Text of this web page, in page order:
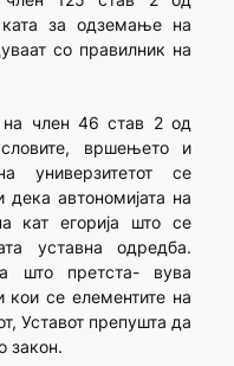
ката за одземање на
со правилник на
на член 46 став 2 од
вршењето и
универзитетот се
автономијата на
кат егорија што се
уставна одредба.
што претста- вува
кои се елементите на
Уставот препушта да
закон.